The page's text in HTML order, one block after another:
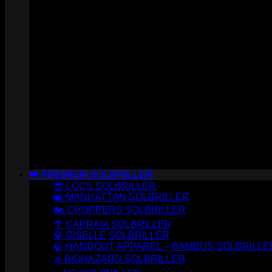
👑 PREMIUM SOLBRILLER
😎 LOCS SOLBRILLER
🌆 MANHATTAN SOLBRILLER
🏍️ CHOPPERS SOLBRILLER
🌴 CAPRAIA SOLBRILLER
💎 GISELLE SOLBRILLER
🍃 HANDOUT APPAREL – BAMBUS
☣️ BIOHAZARD SOLBRILLER